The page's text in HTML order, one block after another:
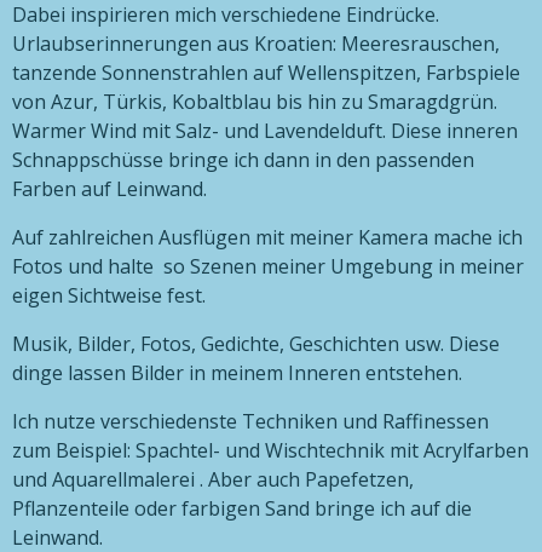
Dabei inspirieren mich verschiedene Eindrücke.
Urlaubserinnerungen aus Kroatien: Meeresrauschen,
tanzende Sonnenstrahlen auf Wellenspitzen, Farbspiele
von Azur, Türkis, Kobaltblau bis hin zu Smaragdgrün.
Warmer Wind mit Salz- und Lavendelduft. Diese inneren
Schnappschüsse bringe ich dann in den passenden
Farben auf Leinwand.
Auf zahlreichen Ausflügen mit meiner Kamera mache ich
Fotos und halte so Szenen meiner Umgebung in meiner
eigen Sichtweise fest.
Musik, Bilder, Fotos, Gedichte, Geschichten usw. Diese
dinge lassen Bilder in meinem Inneren entstehen.
Ich nutze verschiedenste Techniken und Raffinessen
zum Beispiel: Spachtel- und Wischtechnik mit Acrylfarben
und Aquarellmalerei . Aber auch Papefetzen,
Pflanzenteile oder farbigen Sand bringe ich auf die
Leinwand.